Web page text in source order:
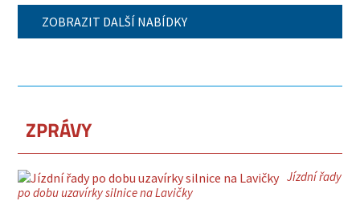
ZOBRAZIT DALŠÍ NABÍDKY
ZPRÁVY
Jízdní řady
po dobu uzavírky silnice na Lavičky